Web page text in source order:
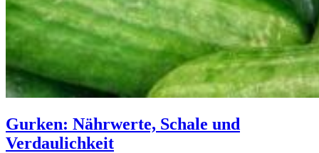
Gurken: Nährwerte, Schale und
Verdaulichkeit